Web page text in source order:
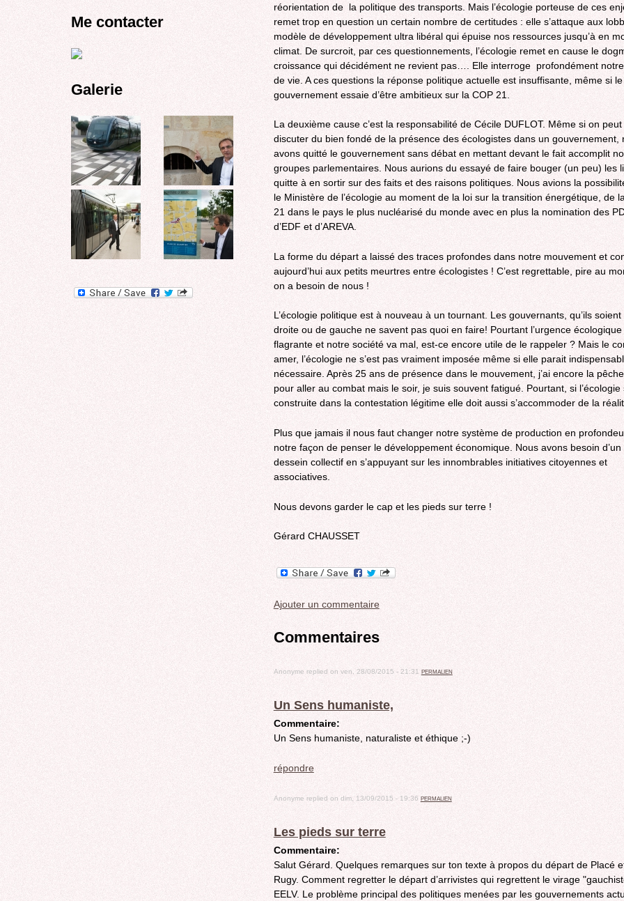
réorientation de la politique des transports. Mais l’écologie porteuse de ces
remet trop en question un certain nombre de certitudes : elle s’attaque aux
modèle de développement ultra libéral qui épuise nos ressources jusqu’à en
climat. De surcroit, par ces questionnements, l’écologie remet en cause le
croissance qui décidément ne revient pas…. Elle interroge profondément
de vie. A ces questions la réponse politique actuelle est insuffisante, même si le
gouvernement essaie d’être ambitieux sur la COP 21.
La deuxième cause c’est la responsabilité de Cécile DUFLOT. Même si on
discuter du bien fondé de la présence des écologistes dans un gouvernement,
avons quitté le gouvernement sans débat en mettant devant le fait accomplit
groupes parlementaires. Nous aurions du essayé de faire bouger (un peu) les
quitte à en sortir sur des faits et des raisons politiques. Nous avions la
le Ministère de l’écologie au moment de la loi sur la transition énergétique, de
21 dans le pays le plus nucléarisé du monde avec en plus la nomination des
d’EDF et d’AREVA.
La forme du départ a laissé des traces profondes dans notre mouvement et
aujourd’hui aux petits meurtres entre écologistes ! C’est regrettable, pire au
on a besoin de nous !
L’écologie politique est à nouveau à un tournant. Les gouvernants, qu’ils soient
droite ou de gauche ne savent pas quoi en faire! Pourtant l’urgence écologique
flagrante et notre société va mal, est-ce encore utile de le rappeler ? Mais le
amer, l’écologie ne s’est pas vraiment imposée même si elle parait
nécessaire. Après 25 ans de présence dans le mouvement, j’ai encore la
pour aller au combat mais le soir, je suis souvent fatigué. Pourtant, si l’écologie
construite dans la contestation légitime elle doit aussi s’accommoder de la
Plus que jamais il nous faut changer notre système de production en
notre façon de penser le développement économique. Nous avons besoin d’un
dessein collectif en s’appuyant sur les innombrables initiatives citoyennes et
associatives.
Nous devons garder le cap et les pieds sur terre !
Gérard CHAUSSET
Ajouter un commentaire
Commentaires
Anonyme replied on ven, 28/08/2015 - 21:31 PERMALIEN
Un Sens humaniste,
Commentaire:
Un Sens humaniste, naturaliste et éthique ;-)
répondre
Anonyme replied on dim, 13/09/2015 - 19:36 PERMALIEN
Les pieds sur terre
Commentaire:
Salut Gérard. Quelques remarques sur ton texte à propos du départ de Placé
Rugy. Comment regretter le départ d’arrivistes qui regrettent le virage
EELV. Le problème principal des politiques menées par les gouvernements
Me contacter
Galerie